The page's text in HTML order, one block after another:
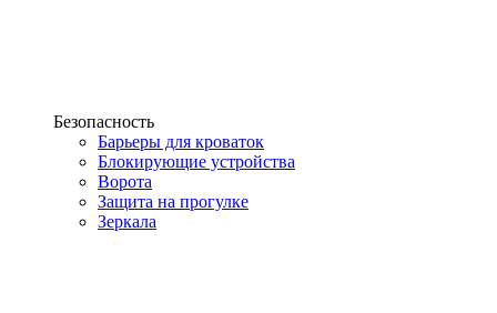
Безопасность
Барьеры для кроваток
Блокирующие устройства
Ворота
Защита на прогулке
Зеркала